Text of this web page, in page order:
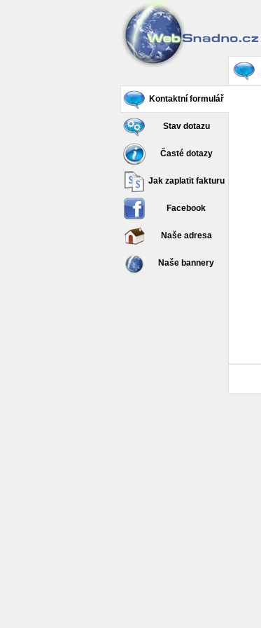
Kontaktní formulář
Stav dotazu
Časté dotazy
Jak zaplatit fakturu
Facebook
Naše adresa
Naše bannery